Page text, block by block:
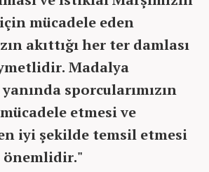
mücadele eden
akıttığı her ter damlası
Madalya
sporcularımızın
etmesi ve
en iyi şekilde temsil etmesi
önemlidir."